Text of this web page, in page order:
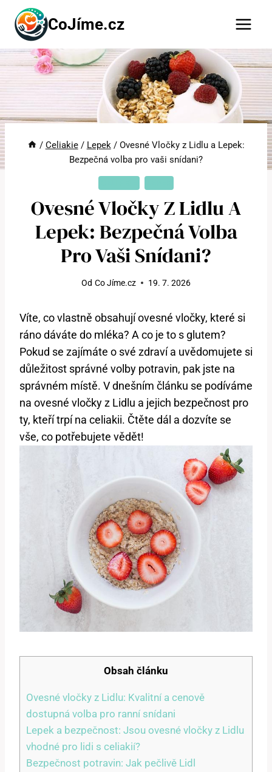
Přeskočit
obsah
CoJíme.cz
/ Celiakie / Lepek / Ovesné Vločky z Lidlu a Lepek:
Bezpečná volba pro vaši snídani?
Ovesné Vločky Z Lidlu A
Lepek: Bezpečná Volba
Pro Vaši Snídani?
Od Co Jíme.cz 19. 7. 2026
Víte, co vlastně obsahují ovesné vločky, které si
ráno dáváte do mléka? A co je to s glutem?
Pokud se zajímáte o své zdraví a uvědomujete si
důležitost správné volby potravin, pak jste na
správném místě. V dnešním článku se podíváme
na ovesné vločky z Lidlu a jejich bezpečnost pro
ty, kteří trpí na celiakii. Čtěte dál a dozvíte se
vše, co potřebujete vědět!
Obsah článku
Ovesné vločky z Lidlu: Kvalitní a cenově
dostupná volba pro ranní snídani
Lepek a bezpečnost: Jsou ovesné vločky z Lidlu
vhodné pro lidi s celiakií?
Bezpečnost potravin: Jak pečlivě Lidl